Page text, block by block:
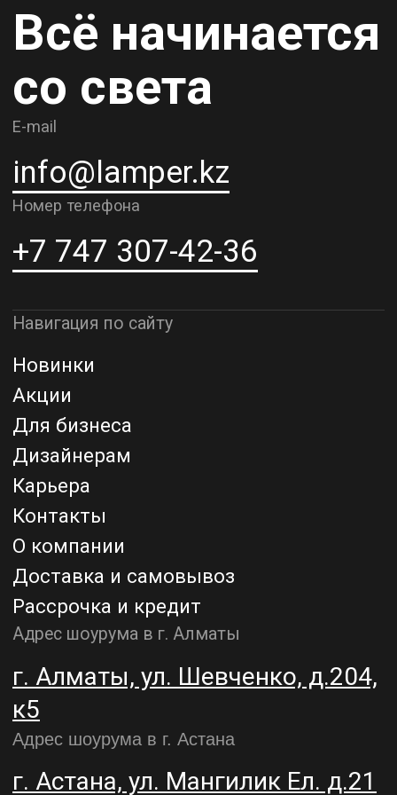
Контакты
О компании
Рассрочка и кредит
к5
Адрес шоурума в г. Астана
г. Астана, ул. Мангилик Ел. д.21
Благодарим за внимание к Lamper.kz.
До встречи в ваших будущих
Политика конфиденциальности